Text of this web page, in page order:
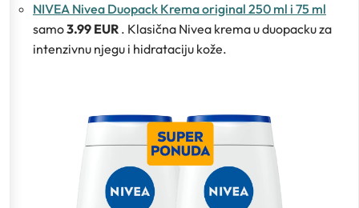
NIVEA Nivea Duopack Krema original 250 ml i 75 ml
samo3.99 EUR . Klasična Nivea krema u duopacku za
intenzivnu njegu i hidrataciju kože.